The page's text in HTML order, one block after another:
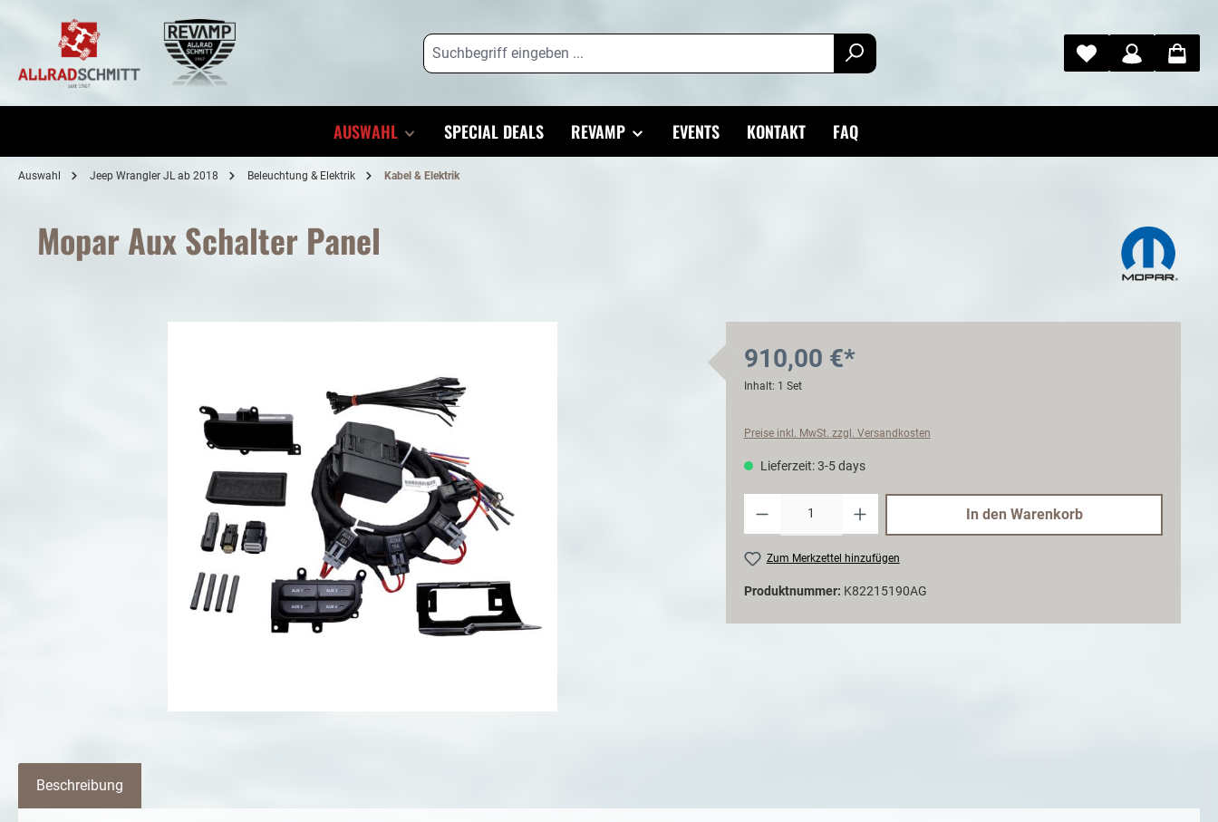
springen
AUSWAHL SPECIAL DEALS REVAMP EVENTS KONTAKT FAQ
Auswahl Jeep Wrangler JL ab 2018 Beleuchtung & Elektrik Kabel & Elektrik
Mopar Aux Schalter Panel
910,00 €*
Inhalt: 1 Set
Preise inkl. MwSt. zzgl. Versandkosten
Lieferzeit: 3-5 days
In den Warenkorb
Zum Merkzettel hinzufügen
Produktnummer: K82215190AG
Beschreibung